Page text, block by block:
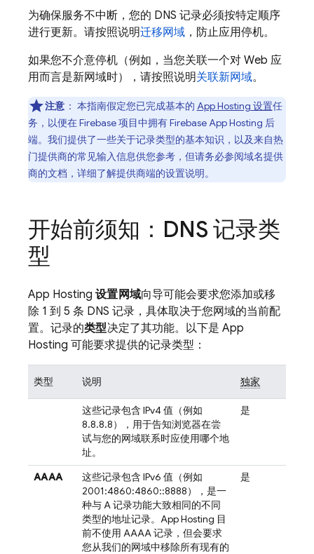
为确保服务不中断，您的 DNS 记录必须按特定顺序
进行更新。请按照说明迁移网域 ，防止应用停机。
如果您不介意停机（例如，当您关联一个对 Web 应
用而言是新网域时），请按照说明关联新网域。
注意 ： 本指南假定您已完成基本的 App Hosting 设置任
务，以便在 Firebase 项目中拥有Firebase App Hosting 后
端。我们提供了一些关于记录类型的基本知识，以及来自热
门提供商的常见输入信息供您参考，但请务必参阅域名提供
商的文档，详细了解提供商端的设置说明。
开始前须知：DNS 记录类
型
App Hosting 设置网域向导可能会要求您添加或移
除 1 到 5 条 DNS 记录，具体取决于您网域的当前配
置。记录的类型决定了其功能。以下是 App
Hosting 可能要求提供的记录类型：
类型 说明 独家
这些记录包含 IPv4 值（例如
8.8.8.8），用于告知浏览器在尝
试与您的网域联系时应使用哪个地
址。
是
AAAA
这些记录包含 IPv6 值（例如
2001:4860:4860::8888），是一
种与 A 记录功能大致相同的不同
类型的地址记录。 App Hosting 目
前不使用 AAAA 记录，但会要求
您从我们的网域中移除所有现有的
是